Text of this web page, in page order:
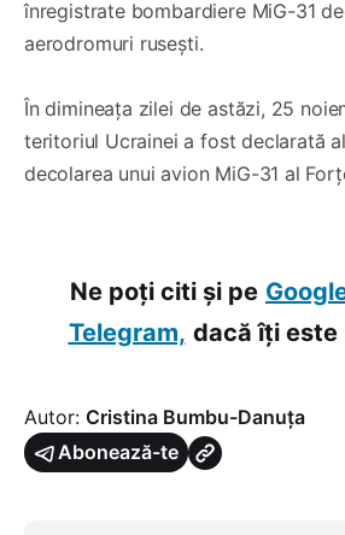
înregistrate bombardiere MiG-31
aerodromuri rusești.
În dimineața zilei de astăzi, 25
teritoriul Ucrainei a fost declarată
decolarea unui avion MiG-31 al
Ne poți citi și pe
Telegram, dacă îți este
Autor: Cristina Bumbu-Danuța
Abonează-te